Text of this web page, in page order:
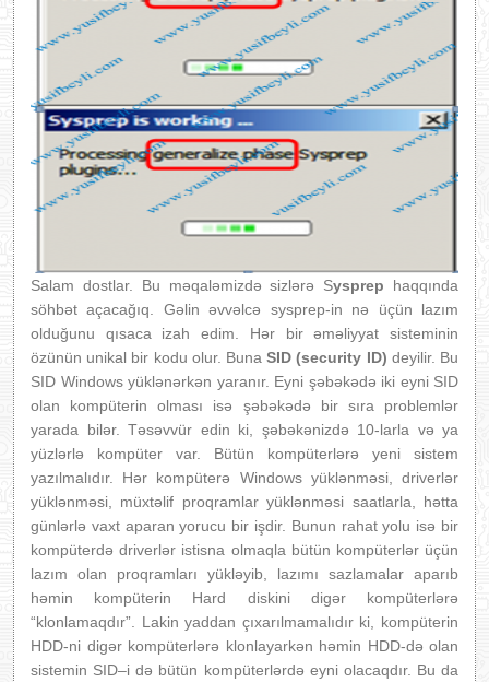
Salam dostlar. Bu məqaləmizdə sizlərə Sysprep haqqında
söhbət açacağıq. Gəlin əvvəlcə sysprep-in nə üçün lazım
olduğunu qısaca izah edim. Hər bir əməliyyat sisteminin
özünün unikal bir kodu olur. BunaSID (security ID) deyilir. Bu
SID Windows yüklənərkən yaranır. Eyni şəbəkədə iki eyni SID
olan kompüterin olması isə şəbəkədə bir sıra problemlər
yarada bilər. Təsəvvür edin ki, şəbəkənizdə 10-larla və ya
yüzlərlə kompüter var. Bütün kompüterlərə yeni sistem
yazılmalıdır. Hər kompüterə Windows yüklənməsi, driverlər
yüklənməsi, müxtəlif proqramlar yüklənməsi saatlarla, hətta
günlərlə vaxt aparan yorucu bir işdir. Bunun rahat yolu isə bir
kompüterdə driverlər istisna olmaqla bütün kompüterlər üçün
lazım olan proqramları yükləyib, lazımı sazlamalar aparıb
həmin kompüterin Hard diskini digər kompüterlərə
“klonlamaqdır”. Lakin yaddan çıxarılmamalıdır ki, kompüterin
HDD-ni digər kompüterlərə klonlayarkən həmin HDD-də olan
sistemin SID–i də bütün kompüterlərdə eyni olacaqdır. Bu da